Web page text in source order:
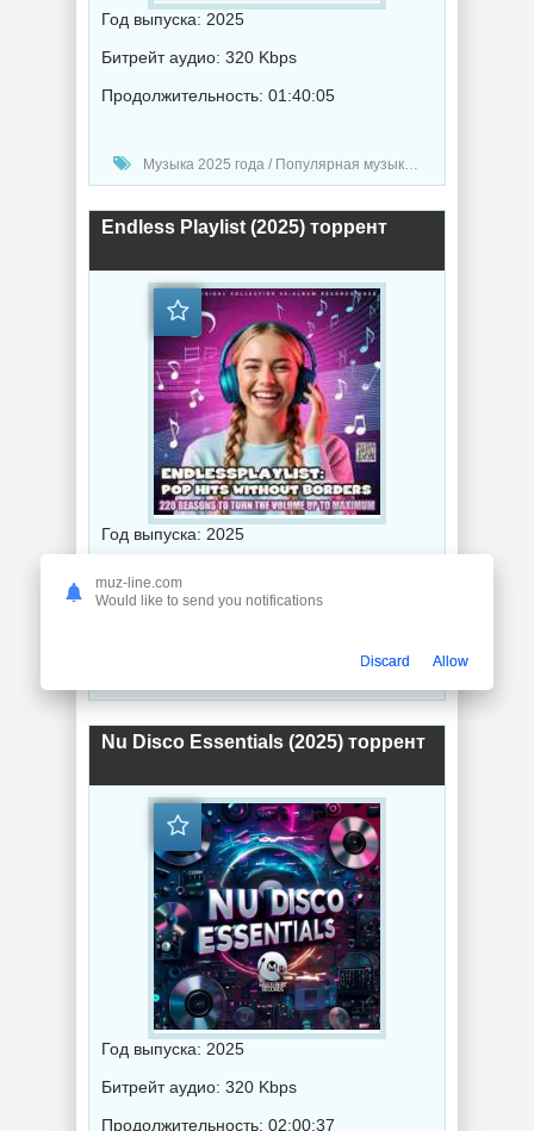
Год выпуска: 2025
Битрейт аудио: 320 Kbps
Продолжительность: 01:40:05
Музыка 2025 года / Популярная музыка / Поп музыка / Танцевальная музыка / Сборник музыка
Endless Playlist (2025) торрент
Год выпуска: 2025
Продолжительность: 11:35
Nu Disco Essentials (2025) торрент
Год выпуска: 2025
Битрейт аудио: 320 Kbps
Продолжительность: 02:00:37
muz-line.com
Would like to send you notifications
Discard Allow